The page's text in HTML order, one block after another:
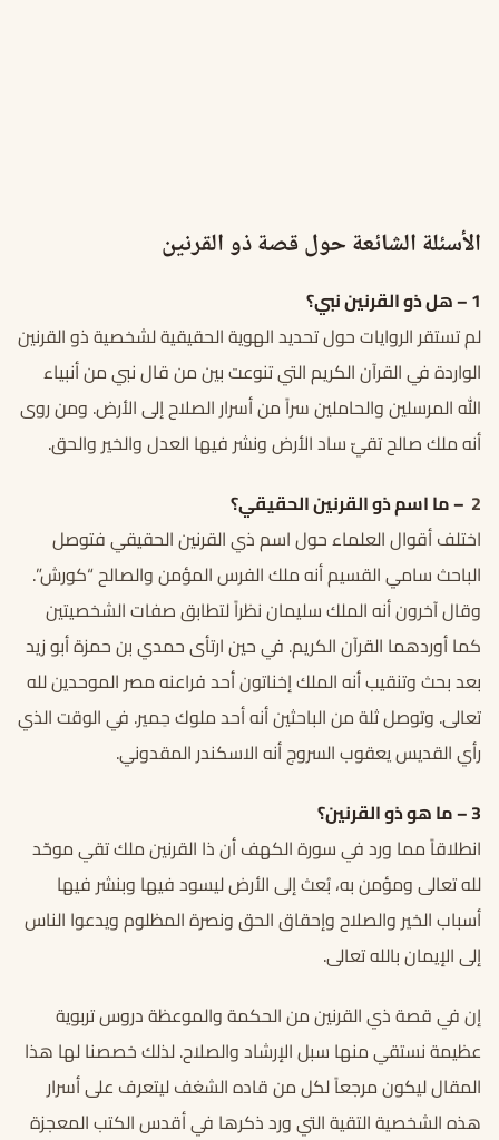
الأسئلة الشائعة حول قصة ذو القرنين
1
–هل ذو القرنين نبي؟
لم تستقر الروايات حول تحديد الهوية الحقيقية لشخصية ذو القرنين
الواردة في القرآن الكريم التي تنوعت بين من قال نبي من أنبياء
الله المرسلين والحاملين سراً من أسرار الصلاح إلى الأرض. ومن روى
أنه ملك صالح تقيّ ساد الأرض ونشر فيها العدل والخير والحق.
2
–ما اسم ذو القرنين الحقيقي؟
اختلف أقوال العلماء حول اسم ذي القرنين الحقيقي فتوصل
الباحث سامي القسيم أنه ملك الفرس المؤمن والصالح “كورش”.
وقال آخرون أنه الملك سليمان نظراً لتطابق صفات الشخصيتين
كما أوردهما القرآن الكريم. في حين ارتأى حمدي بن حمزة أبو زيد
بعد بحث وتنقيب أنه الملك إخناتون أحد فراعنه مصر الموحدين لله
تعالى. وتوصل ثلة من الباحثين أنه أحد ملوك حِمير. في الوقت الذي
رأي القديس يعقوب السروج أنه الاسكندر المقدوني.
3
–ما هو ذو القرنين؟
انطلاقاً مما ورد في سورة الكهف أن ذا القرنين ملك تقي موحّد
لله تعالى ومؤمن به، بُعث إلى الأرض ليسود فيها وبنشر فيها
أسباب الخير والصلاح وإحقاق الحق ونصرة المظلوم ويدعوا الناس
إلى الإيمان بالله تعالى.
إن في قصة ذي القرنين من الحكمة والموعظة دروس تربوية
عظيمة نستقي منها سبل الإرشاد والصلاح. لذلك خصصنا لها هذا
المقال ليكون مرجعاً لكل من قاده الشغف ليتعرف على أسرار
هذه الشخصية التقية التي ورد ذكرها في أقدس الكتب المعجزة